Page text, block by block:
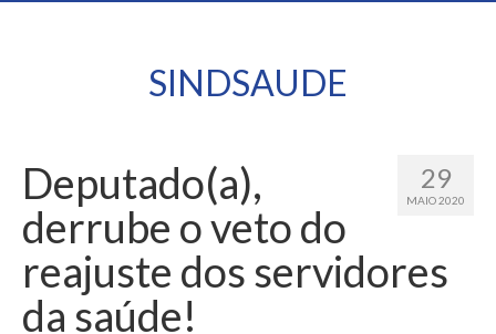
SINDSAUDE
29
MAIO 2020
Deputado(a),
derrube o veto do
reajuste dos servidores
da saúde!